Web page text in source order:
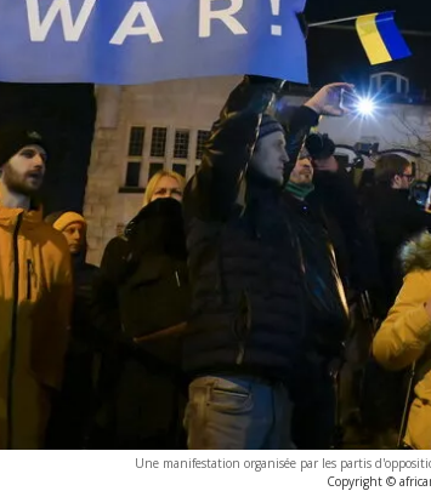
Une manifestation organisée par les partis
Copyright ©